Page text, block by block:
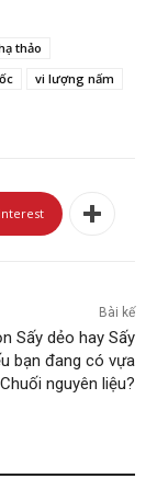
thảo
vi lượng nấm
Bài kế
Sấy dẻo hay Sấy
bạn đang có vựa
Chuối nguyên liệu?